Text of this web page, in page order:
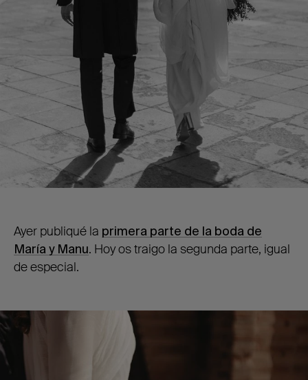
Ayer publiqué la primera parte de la boda de
María y Manu. Hoy os traigo la segunda parte, igual
de especial.